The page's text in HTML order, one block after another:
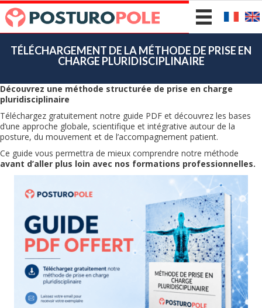
TÉLÉCHARGEMENT DE LA MÉTHODE DE PRISE EN
CHARGE PLURIDISCIPLINAIRE
Découvrez une méthode structurée de prise en charge
pluridisciplinaire
Téléchargez gratuitement notre guide PDF et découvrez les bases
d’une approche globale, scientifique et intégrative autour de la
posture, du mouvement et de l’accompagnement patient.
Ce guide vous permettra de mieux comprendre notre méthode
avant d’aller plus loin avec nos formations professionnelles.